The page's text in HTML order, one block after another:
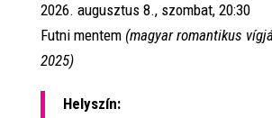
2026. augusztus 8., szombat, 20:30
Futni mentem (magyar romantikus
2025)
Helyszín: